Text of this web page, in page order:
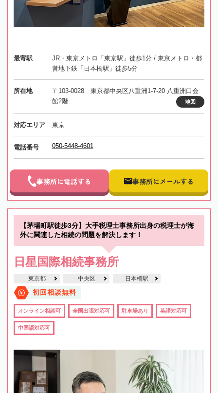
最寄駅
JR・東京メトロ「東京駅」徒歩1分 / 東京メトロ・都
営地下鉄「日本橋駅」徒歩5分
所在地
〒103-0028 東京都中央区八重洲1-7-20 八重洲口会
館2階
地図
対応エリア 東京
電話番号 050-5448-4601
事務所に電話する 事務所にメールする
【茅場町駅徒歩3分】大手税理士事務所出身の税理士が海
外に関連した相続の問題を解決します！
日星国際相続事務所
東京都 中央区 日本橋駅
初回相談無料
オンライン相談可 全国出張対応可 駐車場あり 英語対応可
中国語対応可